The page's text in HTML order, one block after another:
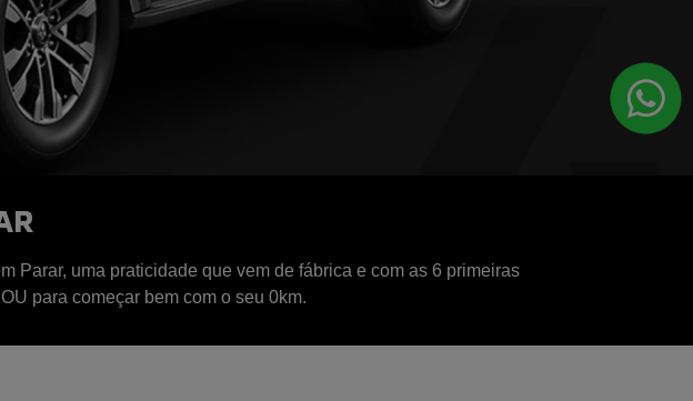
Parar, uma praticidade que vem de fábrica e com as 6 primeiras
para começar bem com o seu 0km.